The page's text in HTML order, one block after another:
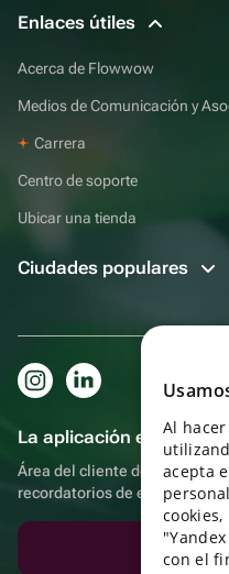
Enlaces útiles
Acerca de Flowwow
Medios de Comunicación y
Carrera
Centro de soporte
Ubicar una tienda
Ciudades populares
La aplicación es aún
Área del cliente del
recordatorios de eventos
Al
acepta
con el